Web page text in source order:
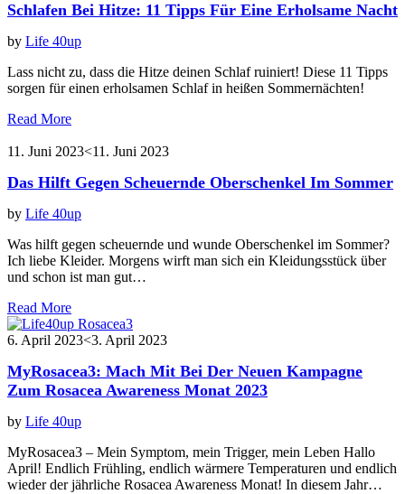
Schlafen Bei Hitze: 11 Tipps Für Eine Erholsame Nacht
by Life 40up
Lass nicht zu, dass die Hitze deinen Schlaf ruiniert! Diese 11 Tipps
sorgen für einen erholsamen Schlaf in heißen Sommernächten!
Read More
11. Juni 2023<11. Juni 2023
Das Hilft Gegen Scheuernde Oberschenkel Im Sommer
by Life 40up
Was hilft gegen scheuernde und wunde Oberschenkel im Sommer?
Ich liebe Kleider. Morgens wirft man sich ein Kleidungsstück über
und schon ist man gut…
Read More
6. April 2023<3. April 2023
MyRosacea3: Mach Mit Bei Der Neuen Kampagne
Zum Rosacea Awareness Monat 2023
by Life 40up
MyRosacea3 – Mein Symptom, mein Trigger, mein Leben Hallo
April! Endlich Frühling, endlich wärmere Temperaturen und endlich
wieder der jährliche Rosacea Awareness Monat! In diesem Jahr…